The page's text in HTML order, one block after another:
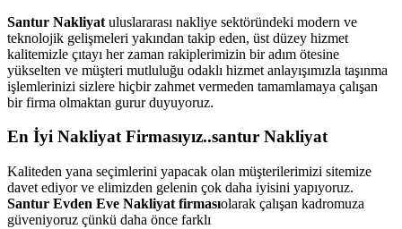
Santur Nakliyat uluslararası nakliye sektöründeki modern ve
teknolojik gelişmeleri yakından takip eden, üst düzey hizmet
kalitemizle çıtayı her zaman rakiplerimizin bir adım ötesine
yükselten ve müşteri mutluluğu odaklı hizmet anlayışımızla taşınma
işlemlerinizi sizlere hiçbir zahmet vermeden tamamlamaya çalışan
bir firma olmaktan gurur duyuyoruz.
En İyi Nakliyat Firmasıyız..santur Nakliyat
Kaliteden yana seçimlerini yapacak olan müşterilerimizi sitemize
davet ediyor ve elimizden gelenin çok daha iyisini yapıyoruz.
Santur Evden Eve Nakliyat firmasıolarak çalışan kadromuza
güveniyoruz çünkü daha önce farklı